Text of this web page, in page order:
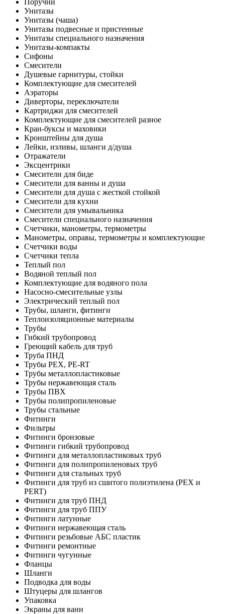
Поручни
Унитазы
Унитазы (чаша)
Унитазы подвесные и пристенные
Унитазы специального назначения
Унитазы-компакты
Сифоны
Смесители
Душевые гарнитуры, стойки
Комплектующие для смесителей
Аэраторы
Диверторы, переключатели
Картриджи для смесителей
Комплектующие для смесителей разное
Кран-буксы и маховики
Кронштейны для душа
Лейки, изливы, шланги д/душа
Отражатели
Эксцентрики
Смесители для биде
Смесители для ванны и душа
Смесители для душа с жесткой стойкой
Смесители для кухни
Смесители для умывальника
Смесители специального назначения
Счетчики, манометры, термометры
Манометры, оправы, термометры и комплектующие
Счетчики воды
Счетчики тепла
Теплый пол
Водяной теплый пол
Комплектующие для водяного пола
Насосно-смесительные узлы
Электрический теплый пол
Трубы, шланги, фитинги
Теплоизоляционные материалы
Трубы
Гибкий трубопровод
Греющий кабель для труб
Труба ПНД
Трубы PEX, PE-RT
Трубы металлопластиковые
Трубы нержавеющая сталь
Трубы ПВХ
Трубы полипропиленовые
Трубы стальные
Фитинги
Фильтры
Фитинги бронзовые
Фитинги гибкий трубопровод
Фитинги для металлопластиковых труб
Фитинги для полипропиленовых труб
Фитинги для стальных труб
Фитинги для труб из сшитого полиэтилена (PEX и
PERT)
Фитинги для труб ПНД
Фитинги для труб ППУ
Фитинги латунные
Фитинги нержавеющая сталь
Фитинги резьбовые АБС пластик
Фитинги ремонтные
Фитинги чугунные
Фланцы
Шланги
Подводка для воды
Штуцеры для шлангов
Упаковка
Экраны для ванн